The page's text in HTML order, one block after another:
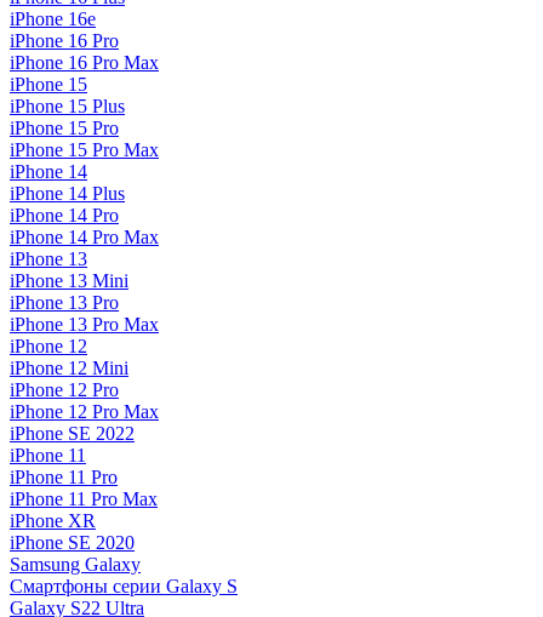
iPhone 16e
iPhone 16 Pro
iPhone 16 Pro Max
iPhone 15
iPhone 15 Plus
iPhone 15 Pro
iPhone 15 Pro Max
iPhone 14
iPhone 14 Plus
iPhone 14 Pro
iPhone 14 Pro Max
iPhone 13
iPhone 13 Mini
iPhone 13 Pro
iPhone 13 Pro Max
iPhone 12
iPhone 12 Mini
iPhone 12 Pro
iPhone 12 Pro Max
iPhone SE 2022
iPhone 11
iPhone 11 Pro
iPhone 11 Pro Max
iPhone XR
iPhone SE 2020
Samsung Galaxy
Смартфоны серии Galaxy S
Galaxy S22 Ultra